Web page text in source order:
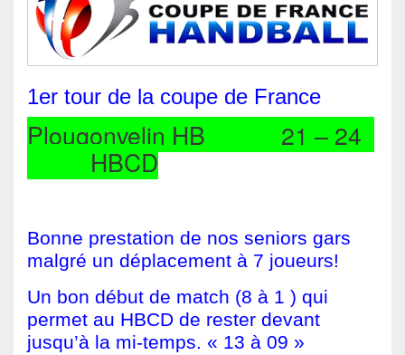
1er tour de la coupe de France
Plougonvelin HB 21 – 24
HBCD
Bonne prestation de nos seniors gars
malgré un déplacement à 7 joueurs!
Un bon début de match (8 à 1 ) qui
permet au HBCD de rester devant
jusqu’à la mi-temps. « 13 à 09 »